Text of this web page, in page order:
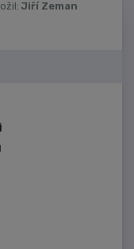
Jiří Zeman